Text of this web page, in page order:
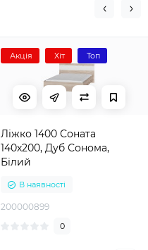
Акція Хіт Топ
Ліжко 1400 Соната
140х200, Дуб Сонома,
Білий
В наявності
200000899
0